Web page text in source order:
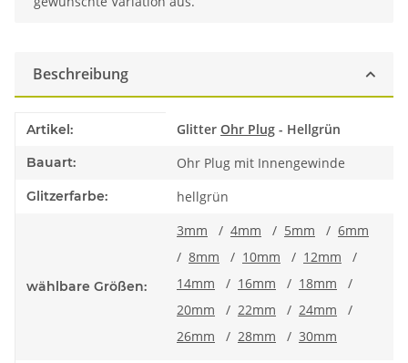
Beschreibung
Produkteigenschaft
Wert
Artikel: Glitter Ohr Plug - Hellgrün
Bauart: Ohr Plug mit Innengewinde
Glitzerfarbe: hellgrün
wählbare Größen:
3mm / 4mm / 5mm / 6mm
/ 8mm / 10mm / 12mm
/
14mm
/ 16mm / 18mm
/
20mm
/ 22mm / 24mm
/
26mm
/ 28mm / 30mm